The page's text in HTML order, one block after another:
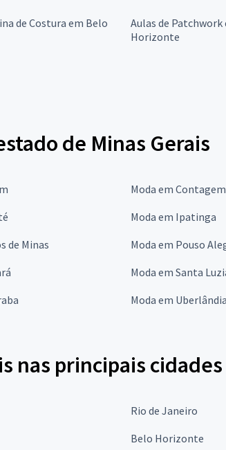
de Costura em Belo
Aulas de Patchwork
Horizonte
de Minas Gerais
Moda em Contagem
Moda em Ipatinga
de Minas Moda em Pouso
Moda em Santa
Moda em Uberlândia
nas principais cidades
Rio de Janeiro
Belo Horizonte